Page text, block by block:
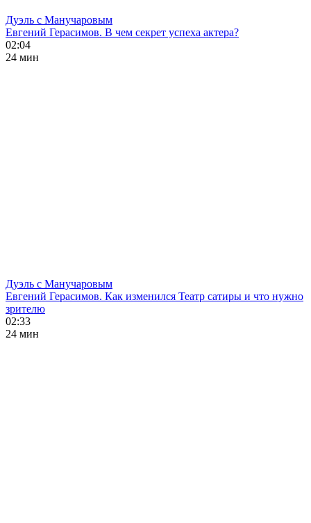
Дуэль с Манучаровым
Евгений Герасимов. В чем секрет успеха актера?
02:04
24 мин
Дуэль с Манучаровым
Евгений Герасимов. Как изменился Театр сатиры и что нужно
зрителю
02:33
24 мин